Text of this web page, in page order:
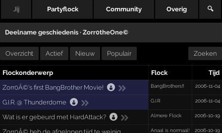
Jij Partyflock Community Overig 🔍
Deelname geschiedenis ·Zorr0theOne©
Overzicht Actief Nieuw Populair Zoeken
Flockonderwerp Flock
Tijd
Zorr0Â©'s first BangBrother Movie!
BangBrothers!! 2006-11-04
G.I.R. @ Thunderdome G.I.R 2006-11-04
Wat is er gebeurd met HardAttack? Almere Flock 2006-10-19
Anaal is normaal! 2006-10-19